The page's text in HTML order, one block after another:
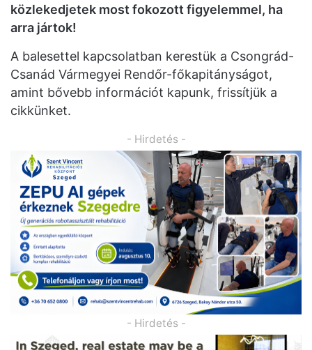
közlekedjetek most fokozott figyelemmel, ha
arra jártok!
A balesettel kapcsolatban kerestük a Csongrád-
Csanád Vármegyei Rendőr-főkapitányságot,
amint bővebb információt kapunk, frissítjük a
cikkünket.
- Hirdetés -
- Hirdetés -